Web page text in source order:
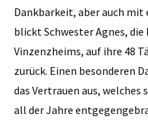
Dankbarkeit, aber auch
blickt Schwester Agnes,
Vinzenzheims, auf ihre 48
zurück. Einen besonderen
das Vertrauen aus, welches
all der Jahre